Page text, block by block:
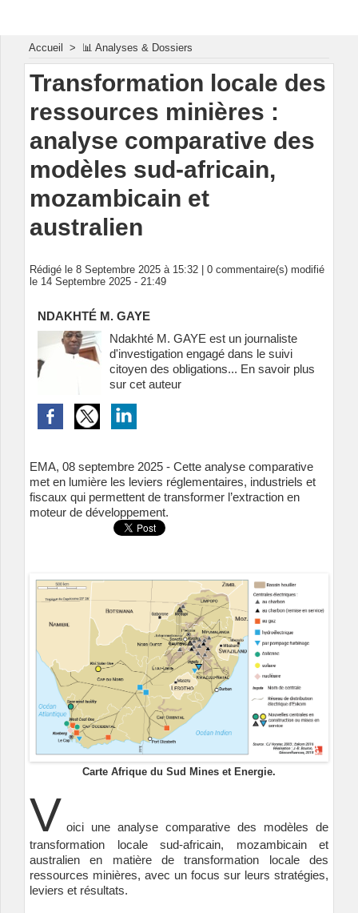
Accueil > 📊 Analyses & Dossiers
Transformation locale des
ressources minières :
analyse comparative des
modèles sud-africain,
mozambicain et
australien
Rédigé le 8 Septembre 2025 à 15:32 | 0 commentaire(s) modifié
le 14 Septembre 2025 - 21:49
NDAKHTÉ M. GAYE
Ndakhté M. GAYE est un journaliste
d'investigation engagé dans le suivi
citoyen des obligations... En savoir plus
sur cet auteur
EMA, 08 septembre 2025 - Cette analyse comparative
met en lumière les leviers réglementaires, industriels et
fiscaux qui permettent de transformer l’extraction en
moteur de développement.
Carte Afrique du Sud Mines et Energie.
V oici une analyse comparative des modèles de
transformation locale sud-africain, mozambicain et
australien en matière de transformation locale des
ressources minières, avec un focus sur leurs stratégies,
leviers et résultats.